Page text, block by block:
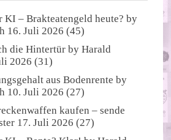
– Brakteatengeld heute? by
16. Juli 2026 (45)
die Hintertür byHarald
2026 (31)
aus Bodenrente by
10. Juli 2026 (27)
kaufen – sende
17. Juli 2026 (27)